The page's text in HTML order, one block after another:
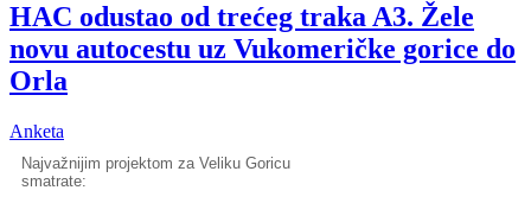
HAC odustao od trećeg traka A3. Žele
novu autocestu uz Vukomeričke gorice do
Orla
Anketa
Najvažnijim projektom za Veliku Goricu
smatrate: